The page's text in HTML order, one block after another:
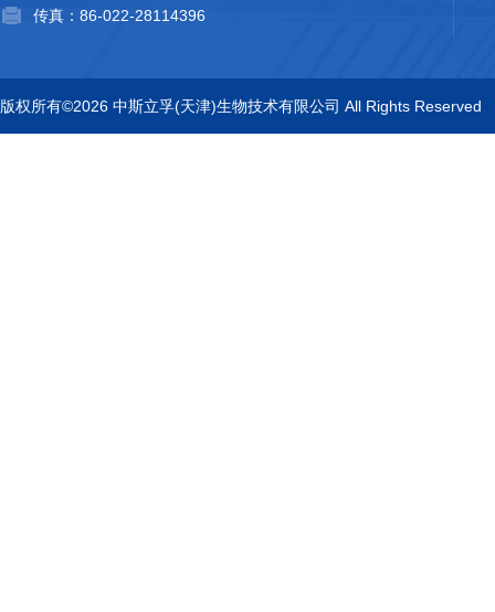
传真：86-022-28114396
版权所有©2026 中斯立孚(天津)生物技术有限公司 All Rights Reserved